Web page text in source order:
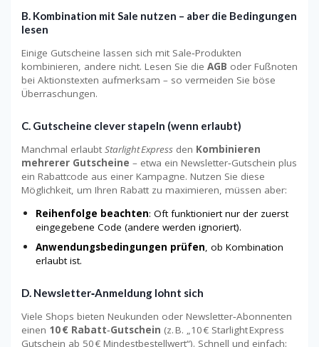
B. Kombination mit Sale nutzen – aber die Bedingungen
lesen
Einige Gutscheine lassen sich mit Sale‑Produkten
kombinieren, andere nicht. Lesen Sie die AGB oder Fußnoten
bei Aktionstexten aufmerksam – so vermeiden Sie böse
Überraschungen.
C. Gutscheine clever stapeln (wenn erlaubt)
Manchmal erlaubt Starlight Express den Kombinieren
mehrerer Gutscheine – etwa ein Newsletter‑Gutschein plus
ein Rabattcode aus einer Kampagne. Nutzen Sie diese
Möglichkeit, um Ihren Rabatt zu maximieren, müssen aber:
Reihenfolge beachten: Oft funktioniert nur der zuerst
eingegebene Code (andere werden ignoriert).
Anwendungsbedingungen prüfen, ob Kombination
erlaubt ist.
D. Newsletter‑Anmeldung lohnt sich
Viele Shops bieten Neukunden oder Newsletter‑Abonnenten
einen 10 € Rabatt‑Gutschein (z. B. „10 € Starlight Express
Gutschein ab 50 € Mindestbestellwert“). Schnell und einfach: